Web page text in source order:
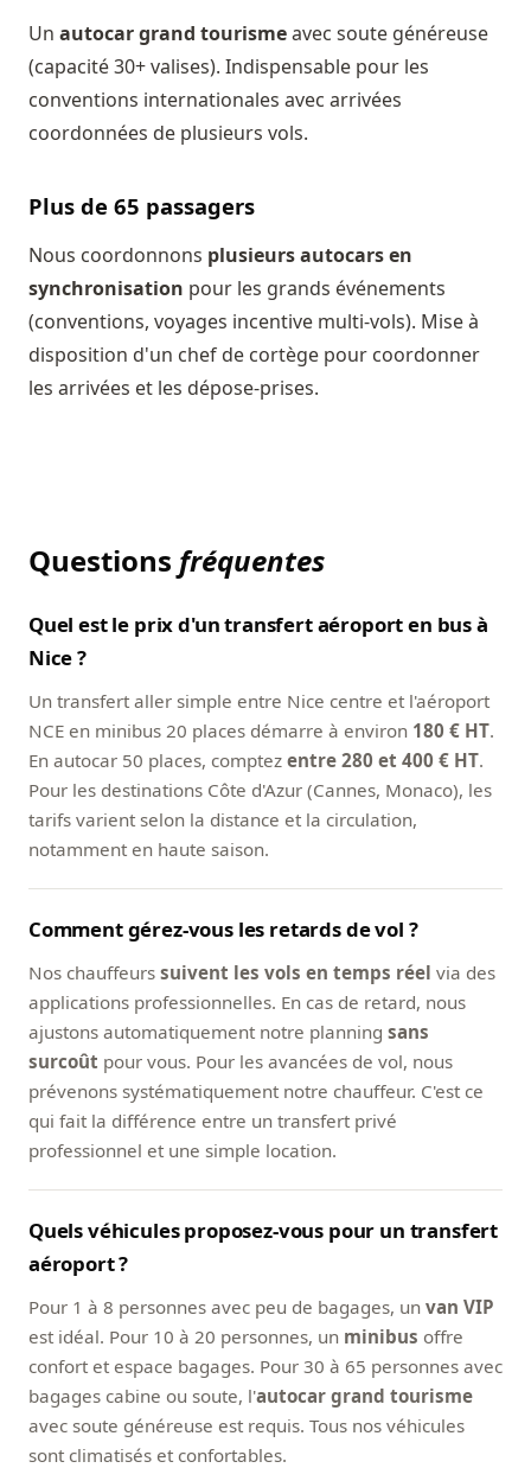
Un autocar grand tourismeavec soute généreuse
(capacité 30+ valises). Indispensable pour les
conventions internationales avec arrivées
coordonnées de plusieurs vols.
Plus de 65 passagers
Nous coordonnons plusieurs autocars en
synchronisation pour les grands événements
(conventions, voyages incentive multi-vols). Mise à
disposition d'un chef de cortège pour coordonner
les arrivées et les dépose-prises.
Questions fréquentes
Quel est le prix d'un transfert aéroport en bus à
Nice ?
Un transfert aller simple entre Nice centre et l'aéroport
NCE en minibus 20 places démarre à environ 180 € HT.
En autocar 50 places, comptez entre 280 et 400 € HT.
Pour les destinations Côte d'Azur (Cannes, Monaco), les
tarifs varient selon la distance et la circulation,
notamment en haute saison.
Comment gérez-vous les retards de vol ?
Nos chauffeurs suivent les vols en temps réel via des
applications professionnelles. En cas de retard, nous
ajustons automatiquement notre planning sans
surcoût pour vous. Pour les avancées de vol, nous
prévenons systématiquement notre chauffeur. C'est ce
qui fait la différence entre un transfert privé
professionnel et une simple location.
Quels véhicules proposez-vous pour un transfert
aéroport ?
Pour 1 à 8 personnes avec peu de bagages, un van VIP
est idéal. Pour 10 à 20 personnes, un minibus offre
confort et espace bagages. Pour 30 à 65 personnes avec
bagages cabine ou soute, l'autocar grand tourisme
avec soute généreuse est requis. Tous nos véhicules
sont climatisés et confortables.